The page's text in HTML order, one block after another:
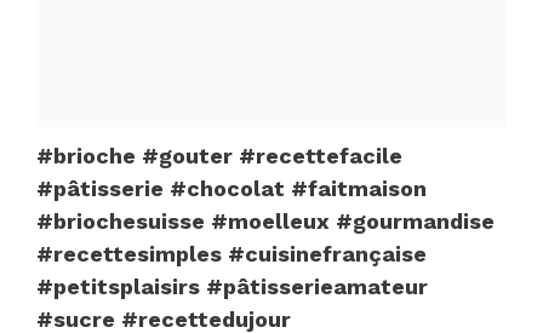
#brioche #gouter #recettefacile
#pâtisserie #chocolat #faitmaison
#briochesuisse #moelleux #gourmandise
#recettesimples #cuisinefrançaise
#petitsplaisirs #pâtisserieamateur
#sucre #recettedujour